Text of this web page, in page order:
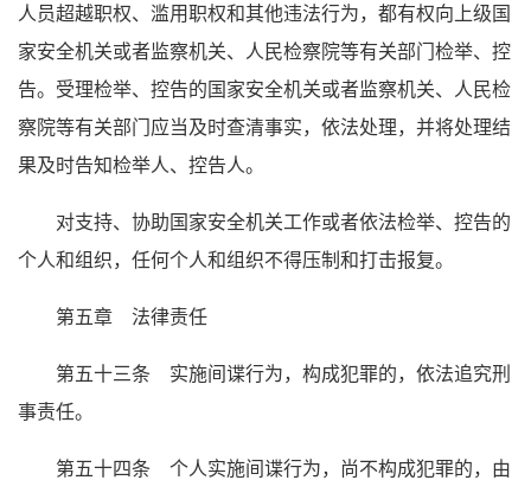
人员超越职权、滥用职权和其他违法行为，都有权向上级国
家安全机关或者监察机关、人民检察院等有关部门检举、控
告。受理检举、控告的国家安全机关或者监察机关、人民检
察院等有关部门应当及时查清事实，依法处理，并将处理结
果及时告知检举人、控告人。
对支持、协助国家安全机关工作或者依法检举、控告的
个人和组织，任何个人和组织不得压制和打击报复。
第五章 法律责任
第五十三条 实施间谍行为，构成犯罪的，依法追究刑
事责任。
第五十四条 个人实施间谍行为，尚不构成犯罪的，由